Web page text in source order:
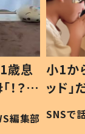
歳息
？」
編集部
小1か
ッド
作り
#令和
SNSで